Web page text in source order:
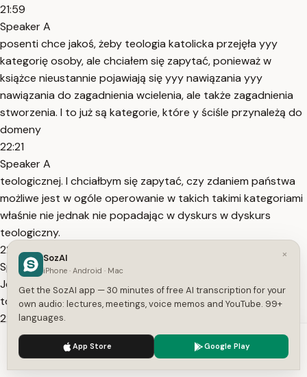
21:59
Speaker A
posenti chce jakoś, żeby teologia katolicka przejęła yyy
kategorię osoby, ale chciałem się zapytać, ponieważ w
książce nieustannie pojawiają się yyy nawiązania yyy
nawiązania do zagadnienia wcielenia, ale także zagadnienia
stworzenia. I to już są kategorie, które y ściśle przynależą do
domeny
22:21
Speaker A
teologicznej. I chciałbym się zapytać, czy zdaniem państwa
możliwe jest w ogóle operowanie w takich takimi kategoriami
właśnie nie jednak nie popadając w dyskurs w dyskurs
teologiczny.
22:42
Speaker A
Jestem teologiem, a więc nie zawsze muszę zadawać sobie
to pytanie, ale to pytanie bardzo mnie interesuje.
22:49
Speaker A
Także poza tym jestem teologiem, dogmatykiem. Nie wiem
czy państwo się nie przestraszyliście trochę tej prezentacji,
We use cookies to enhance your experience.
×
SozAI
iPhone · Android · Mac
Get the SozAI app — 30 minutes of free AI transcription for your
own audio: lectures, meetings, voice memos and YouTube. 99+
languages.
App Store Google Play